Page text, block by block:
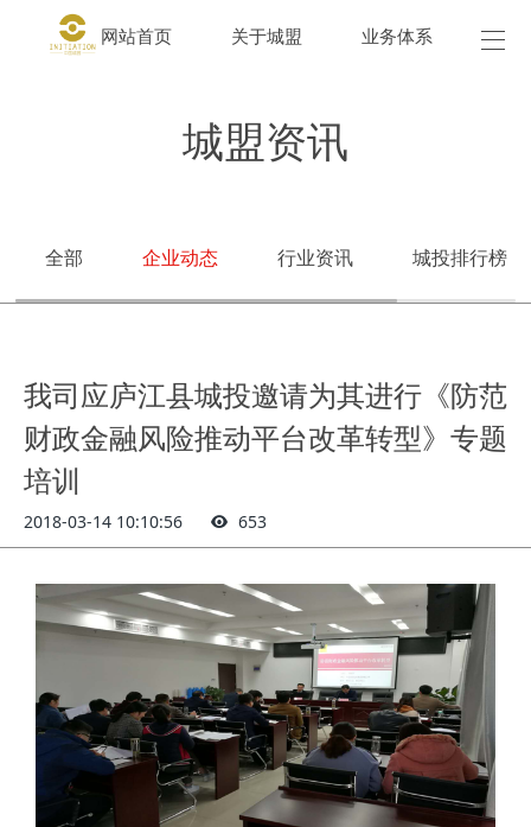
网站首页 关于城盟 业务体系 城
城盟资讯
全部 企业动态 行业资讯 城投排行榜
我司应庐江县城投邀请为其进行《防范
财政金融风险推动平台改革转型》专题
培训
2018-03-14 10:10:56 653